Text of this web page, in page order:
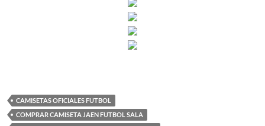
CAMISETAS OFICIALES FUTBOL
COMPRAR CAMISETA JAEN FUTBOL SALA